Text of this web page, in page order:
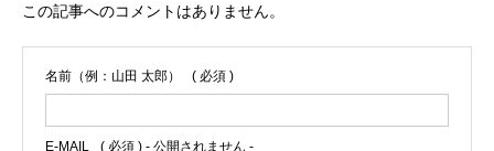
この記事へのコメントはありません。
名前（例：山田 太郎） ( 必須 )
E-MAIL ( 必須 ) - 公開されません -